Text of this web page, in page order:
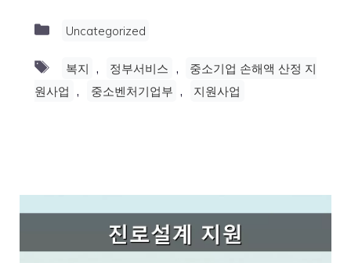
Categories
Uncategorized
Tags
복지 , 정부서비스 ,
중소기업 손해액 산정 지
원사업 , 중소벤처기업부 , 지원사업